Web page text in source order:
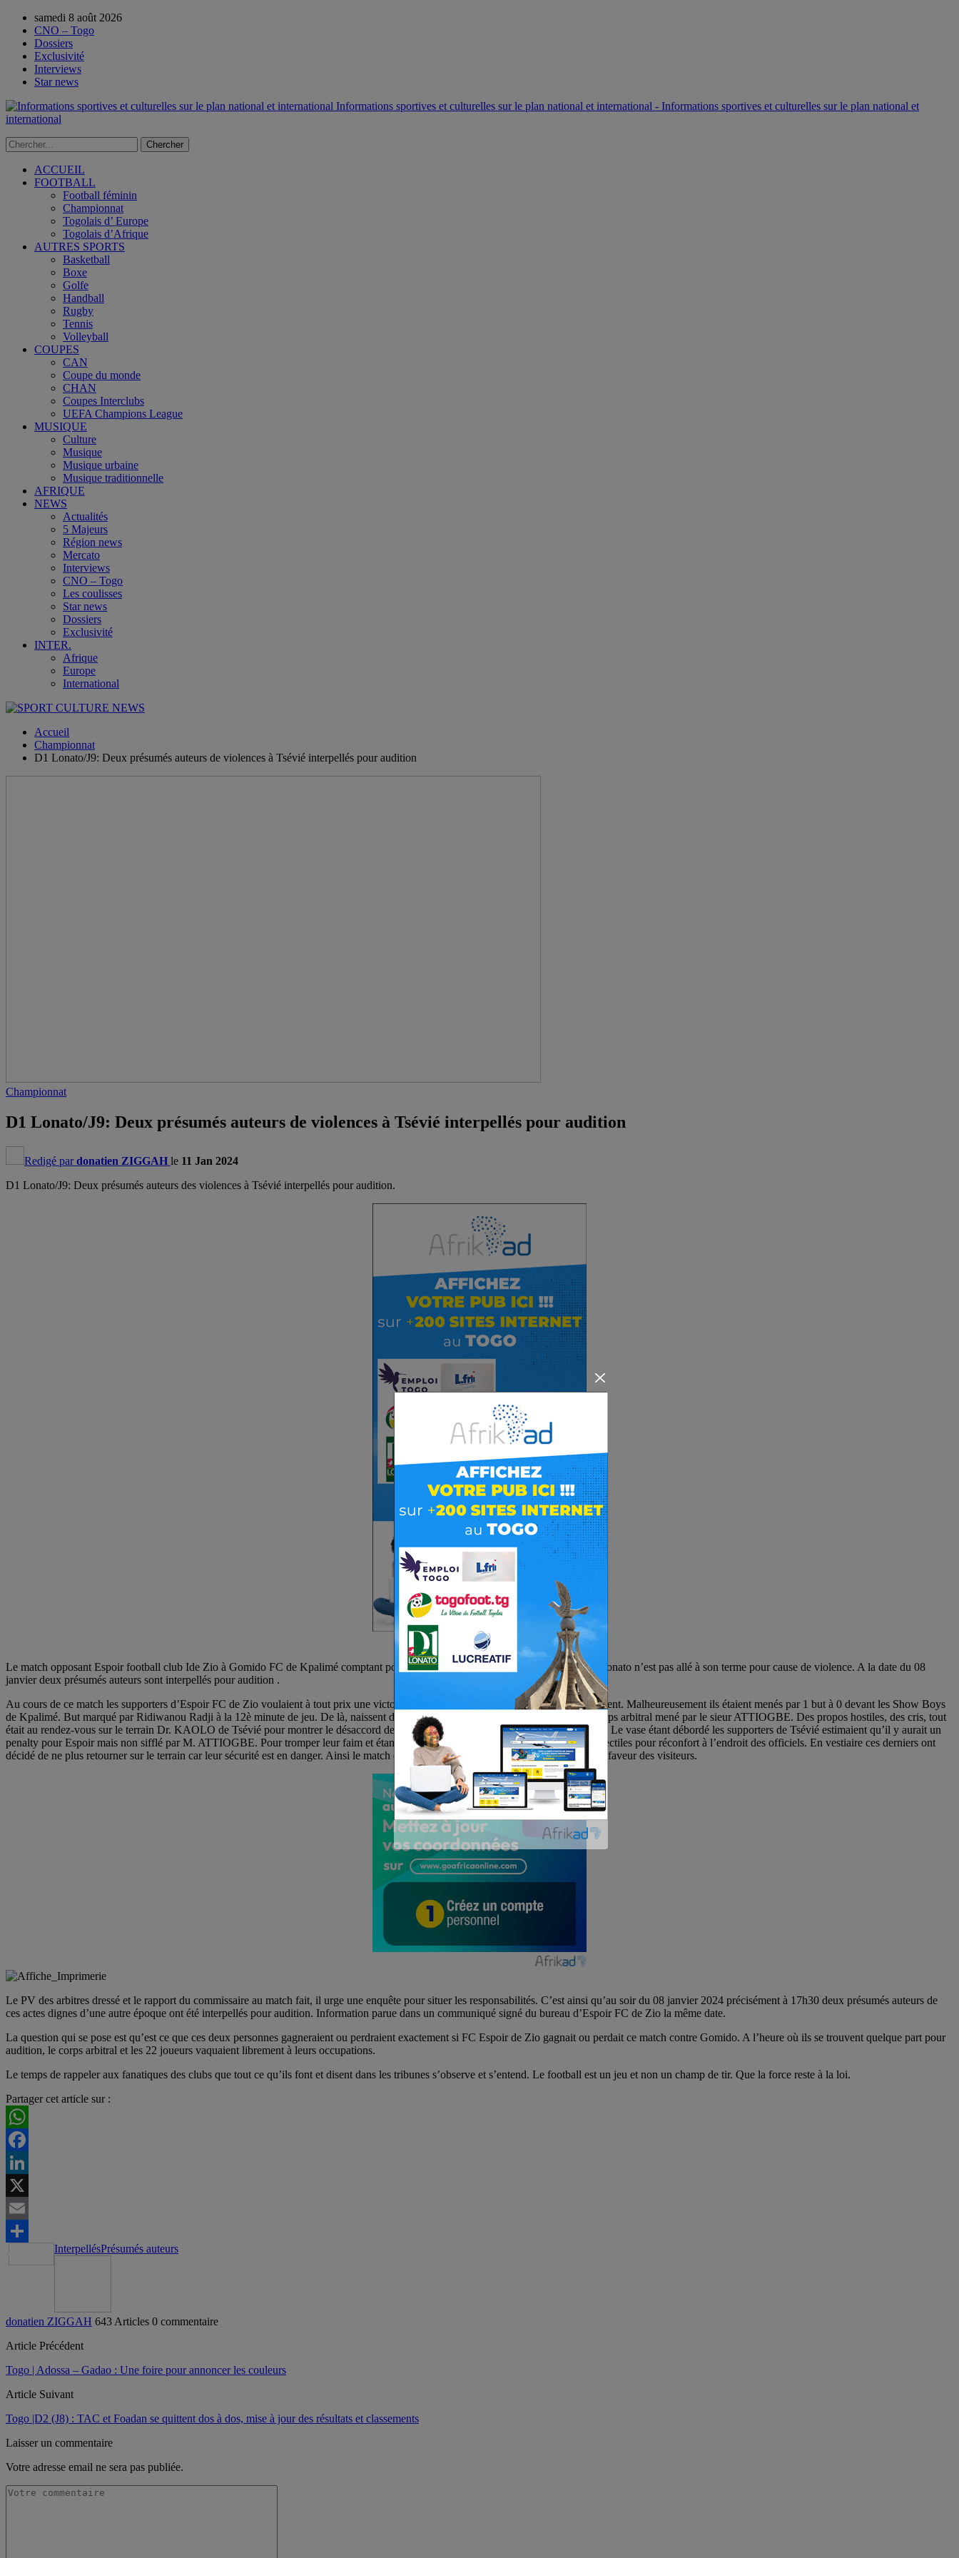
samedi 8 août 2026
CNO – Togo
Dossiers
Exclusivité
Interviews
Star news
Informations sportives et culturelles sur le plan national et international - Informations sportives et culturelles sur le plan national et
international
ACCUEIL
FOOTBALL
Football féminin
Championnat
Togolais d’ Europe
Togolais d’Afrique
AUTRES SPORTS
Basketball
Boxe
Golfe
Handball
Rugby
Tennis
Volleyball
COUPES
CAN
Coupe du monde
CHAN
Coupes Interclubs
UEFA Champions League
MUSIQUE
Culture
Musique
Musique urbaine
Musique traditionnelle
AFRIQUE
NEWS
Actualités
5 Majeurs
Région news
Mercato
Interviews
CNO – Togo
Les coulisses
Star news
Dossiers
Exclusivité
INTER.
Afrique
Europe
International
Accueil
Championnat
D1 Lonato/J9: Deux présumés auteurs de violences à Tsévié interpellés pour audition
Championnat
D1 Lonato/J9: Deux présumés auteurs de violences à Tsévié interpellés pour audition
Redigé par donatien ZIGGAH le 11 Jan 2024
D1 Lonato/J9: Deux présumés auteurs des violences à Tsévié interpellés pour audition.
Le match opposant Espoir football club Ide Zio à Gomido FC de Kpalimé comptant pour la 9è journée du championnat togolais D1 Lonato n’est pas allé à son terme pour cause de violence. A la date du 08
janvier deux présumés auteurs sont interpellés pour audition .
Au cours de ce match les supporters d’Espoir FC de Zio voulaient à tout prix une victoire pour que le club se hisse en haut du classement. Malheureusement ils étaient menés par 1 but à 0 devant les Show Boys
de Kpalimé. But marqué par Ridiwanou Radji à la 12è minute de jeu. De là, naissent des gestes de mécontentements à l’endroit du corps arbitral mené par le sieur ATTIOGBE. Des propos hostiles, des cris, tout
était au rendez-vous sur le terrain Dr. KAOLO de Tsévié pour montrer le désaccord des pseudo supporters de FC Espoir de la localité. Le vase étant débordé les supporters de Tsévié estimaient qu’il y aurait un
penalty pour Espoir mais non sifflé par M. ATTIOGBE. Pour tromper leur faim et étancher leur soif ces supporters ont choisi des projectiles pour réconfort à l’endroit des officiels. En vestiaire ces derniers ont
décidé de ne plus retourner sur le terrain car leur sécurité est en danger. Ainsi le match était interrompu après 45 minutes avec 1 but en faveur des visiteurs.
Le PV des arbitres dressé et le rapport du commissaire au match fait, il urge une enquête pour situer les responsabilités. C’est ainsi qu’au soir du 08 janvier 2024 précisément à 17h30 deux présumés auteurs de
ces actes dignes d’une autre époque ont été interpellés pour audition. Information parue dans un communiqué signé du bureau d’Espoir FC de Zio la même date.
La question qui se pose est qu’est ce que ces deux personnes gagneraient ou perdraient exactement si FC Espoir de Zio gagnait ou perdait ce match contre Gomido. A l’heure où ils se trouvent quelque part pour
audition, le corps arbitral et les 22 joueurs vaquaient librement à leurs occupations.
Le temps de rappeler aux fanatiques des clubs que tout ce qu’ils font et disent dans les tribunes s’observe et s’entend. Le football est un jeu et non un champ de tir. Que la force reste à la loi.
Partager cet article sur :
WhatsApp
Facebook
LinkedIn
X
Email
Partager
InterpellésPrésumés auteurs
donatien ZIGGAH 643 Articles 0 commentaire
Article Précédent
Togo | Adossa – Gadao : Une foire pour annoncer les couleurs
Article Suivant
Togo |D2 (J8) : TAC et Foadan se quittent dos à dos, mise à jour des résultats et classements
Laisser un commentaire
Votre adresse email ne sera pas publiée.